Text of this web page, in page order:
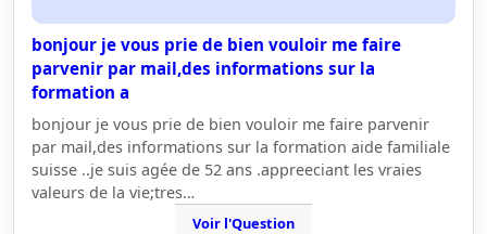
bonjour je vous prie de bien vouloir me faire
parvenir par mail,des informations sur la
formation a
bonjour je vous prie de bien vouloir me faire parvenir
par mail,des informations sur la formation aide familiale
suisse ..je suis agée de 52 ans .appreeciant les vraies
valeurs de la vie;tres…
Voir l'Question